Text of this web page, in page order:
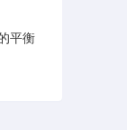
平衡